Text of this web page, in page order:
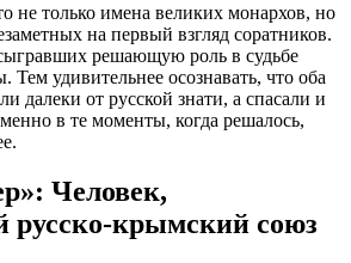
не только имена великих монархов, но
на первый взгляд соратников.
решающую роль в судьбе
Тем удивительнее осознавать, что оба
далеки от русской знати, а спасали и
в те моменты, когда решалось,
Человек,
русско-крымский союз